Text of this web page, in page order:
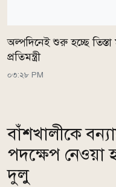
অল্পদিনেই শুরু হচ্ছে
প্রতিমন্ত্রী
০৩:২৮ PM
বাঁশখালীকে
পদক্ষেপ নেওয়া
দুলু